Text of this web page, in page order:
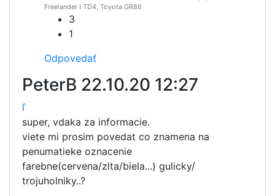
Freelander I TD4, Toyota GR86
3
1
Odpovedať
PeterB 22.10.20 12:27
ľ
super, vdaka za informacie.
viete mi prosim povedat co znamena na
penumatieke oznacenie
farebne(cervena/zlta/biela...) gulicky/
trojuholniky..?